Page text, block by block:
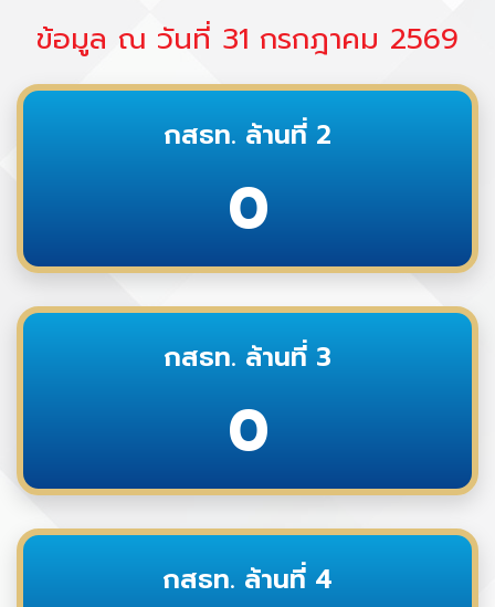
ข้อมูล ณ วันที่ 31 กรกฎาคม 2569
กสธท. ล้านที่ 2
0
กสธท. ล้านที่ 3
0
กสธท. ล้านที่ 4